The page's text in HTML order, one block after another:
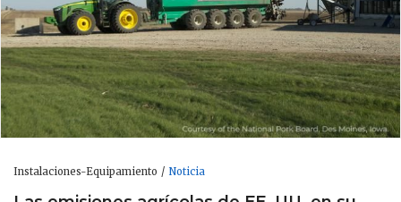
Instalaciones-Equipamiento Noticia